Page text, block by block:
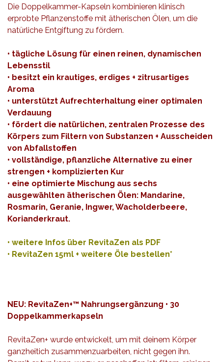
Die Doppelkammer-Kapseln kombinieren klinisch
erprobte Pflanzenstoffe mit ätherischen Ölen, um die
natürliche Entgiftung zu fördern.
• tägliche Lösung für einen reinen, dynamischen
Lebensstil
• besitzt ein krautiges, erdiges + zitrusartiges
Aroma
• unterstützt Aufrechterhaltung einer optimalen
Verdauung
• fördert die natürlichen, zentralen Prozesse des
Körpers zum Filtern von Substanzen + Ausscheiden
von Abfallstoffen
• vollständige, pflanzliche Alternative zu einer
strengen + komplizierten Kur
• eine optimierte Mischung aus sechs
ausgewählten ätherischen Ölen: Mandarine,
Rosmarin, Geranie, Ingwer, Wacholderbeere,
Korianderkraut.
• weitere Infos über RevitaZen als PDF
• RevitaZen 15ml + weitere Öle bestellen*
NEU: RevitaZen+™ Nahrungsergänzung • 30
Doppelkammerkapseln
RevitaZen+ wurde entwickelt, um mit deinem Körper
ganzheitich zusammenzuarbeiten, nicht gegen ihn.